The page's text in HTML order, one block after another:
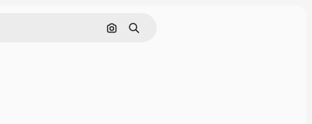
画像で検索
検索